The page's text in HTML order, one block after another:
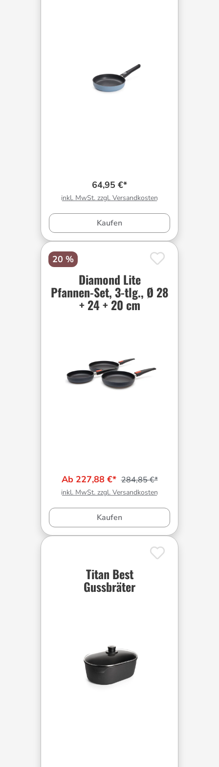
64,95 €*
inkl. MwSt. zzgl. Versandkosten
Kaufen
20 %
Diamond Lite
Pfannen-Set, 3-tlg., Ø 28
+ 24 + 20 cm
Ab 227,88 €* 284,85 €*
inkl. MwSt. zzgl. Versandkosten
Kaufen
Titan Best
Gussbräter